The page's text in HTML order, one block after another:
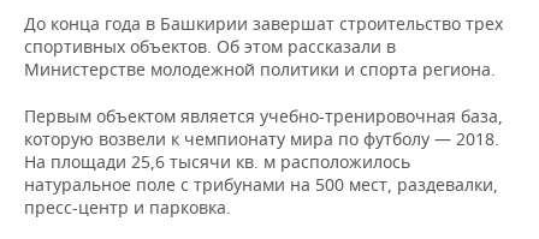
ДЕКЛАРАЦИИ О ДОХОДАХ
КОРОЛИ ГОСЗАКАЗА ПФО
ВУЗЫ ТАТАРСТАНА
КОМУ ПРИНАДЛЕЖАТ
ТОРГОВЫЕ ЦЕНТРЫ
ТАТАРСТАНА
НОВОСТИ ЭКОНОМИКИ
ФИНАНСЫ
БАНКИ
БЮДЖЕТ
ПРОМЫШЛЕННОСТЬ
НОВОСТИ
ПРОМЫШЛЕННОСТИ
АГРОПРОМ
МАШИНОСТРОЕНИЕ
НЕДВИЖИМОСТЬ
НОВОСТИ НЕДВИЖИМОСТИ
АВТО
НОВОСТИ АВТО
БИЗНЕС
До конца года в Башкирии завершат строительство трех
спортивных объектов. Об этом рассказали в
Министерстве молодежной политики и спорта региона.
Первым объектом является учебно-тренировочная база,
которую возвели к чемпионату мира по футболу — 2018.
На площади 25,6 тысячи кв. м расположилось
натуральное поле с трибунами на 500 мест, раздевалки,
пресс-центр и парковка.